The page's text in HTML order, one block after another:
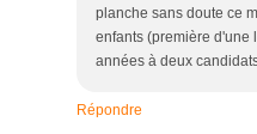
planche sans doute ce
enfants (première d'une
années à deux
Répondre